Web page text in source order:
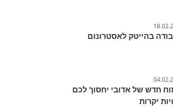
בהייטק לאסטרונום
חדש של אדובי יחסוך לכם
יקרות